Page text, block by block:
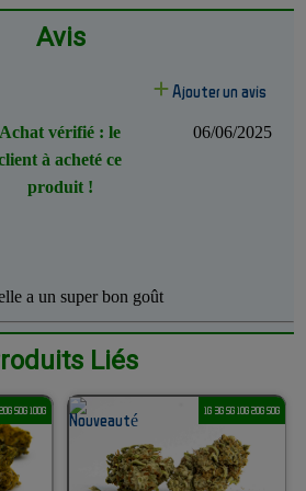
Avis
Ajouter un avis
Achat vérifié : le
à acheté ce
produit !
06/06/2025
a un super bon goût
Liés
50G 100G 1G 3G 5G 10G 20G 50G